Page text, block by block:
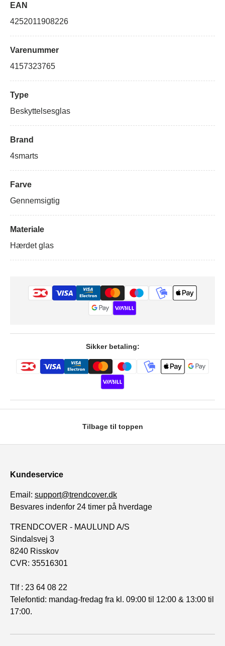
EAN
4252011908226
Varenummer
4157323765
Type
Beskyttelsesglas
Brand
4smarts
Farve
Gennemsigtig
Materiale
Hærdet glas
Sikker betaling:
Tilbage til toppen
Kundeservice
Email: support@trendcover.dk
Besvares indenfor 24 timer på hverdage
TRENDCOVER - MAULUND A/S
Sindalsvej 3
8240 Risskov
CVR: 35516301
Tlf : 23 64 08 22
Telefontid: mandag-fredag fra kl. 09:00 til 12:00 & 13:00 til
17:00.